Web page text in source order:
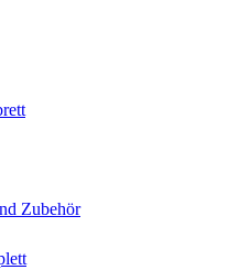
Zubehör